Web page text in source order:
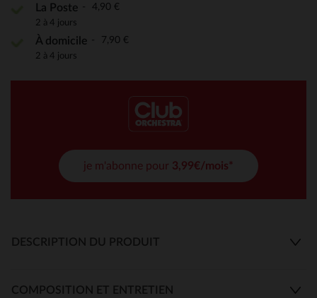
La Poste 4,90 €
2 à 4 jours
À domicile 7,90 €
2 à 4 jours
je m'abonne pour 3,99€/mois*
DESCRIPTION DU PRODUIT
COMPOSITION ET ENTRETIEN